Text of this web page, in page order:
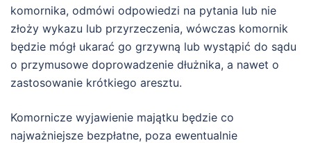
komornika, odmówi odpowiedzi na pytania lub nie
złoży wykazu lub przyrzeczenia, wówczas komornik
będzie mógł ukarać go grzywną lub wystąpić do sądu
o przymusowe doprowadzenie dłużnika, a nawet o
zastosowanie krótkiego aresztu.
Komornicze wyjawienie majątku będzie co
najważniejsze bezpłatne, poza ewentualnie